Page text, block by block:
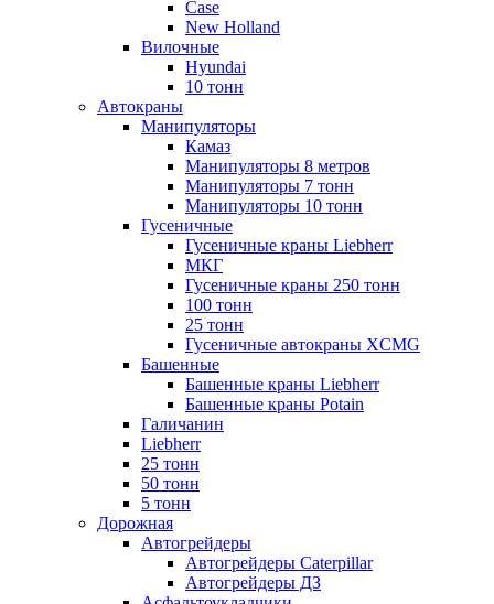
Case
New Holland
Вилочные
Hyundai
10 тонн
Автокраны
Манипуляторы
Камаз
Манипуляторы 8 метров
Манипуляторы 7 тонн
Манипуляторы 10 тонн
Гусеничные
Гусеничные краны Liebherr
МКГ
Гусеничные краны 250 тонн
100 тонн
25 тонн
Гусеничные автокраны XCMG
Башенные
Башенные краны Liebherr
Башенные краны Potain
Галичанин
Liebherr
25 тонн
50 тонн
5 тонн
Дорожная
Автогрейдеры
Автогрейдеры Caterpillar
Автогрейдеры ДЗ